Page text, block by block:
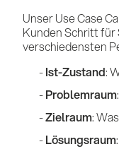
Unser Use Case
Kunden Schritt
verschiedensten
Ist-Zustand:
Problemraum
Zielraum:
Lösungsraum